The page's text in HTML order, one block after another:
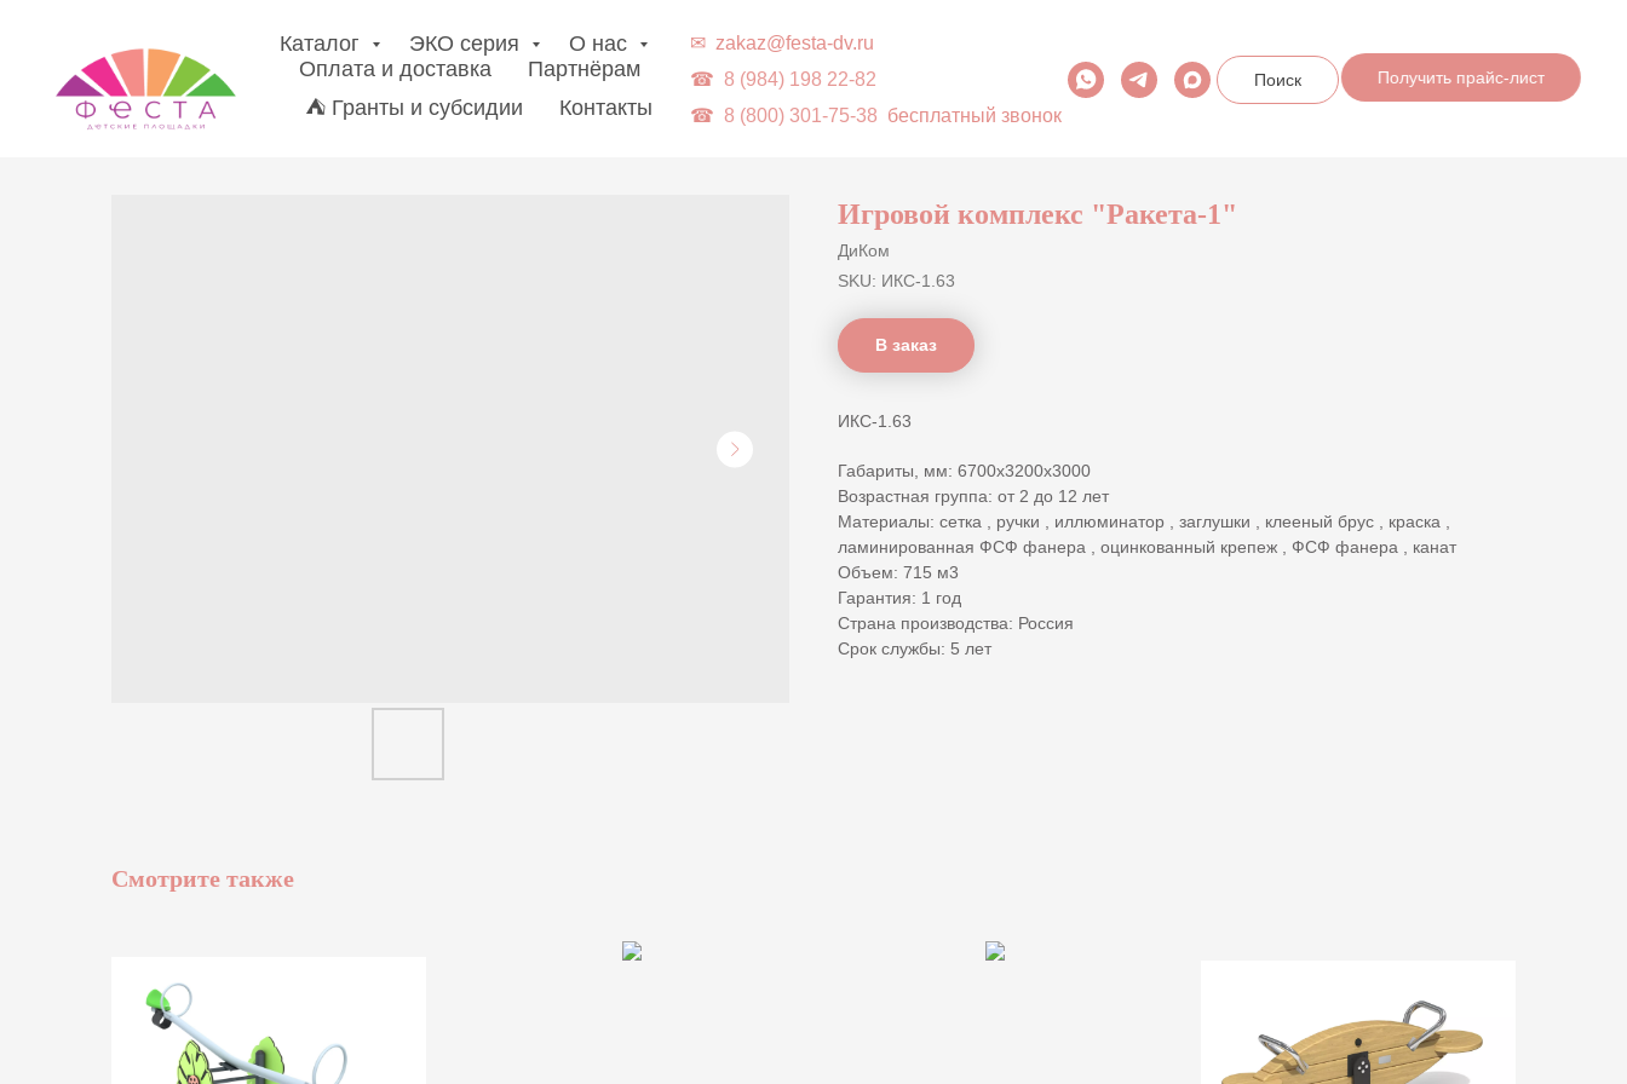
Каталог ЭКО серия
О нас
Оплата и доставка
Партнёрам
⛺ Гранты и субсидии
Контакты
✉ zakaz@festa-dv.ru
☎ 8 (984) 198 22-82
☎ 8 (800) 301-75-38 бесплатный звонок
Поиск Получить прайс-лист
Игровой комплекс "Ракета-1"
ДиКом
SKU: ИКС-1.63
В заказ
ИКС-1.63
Габариты, мм: 6700х3200х3000
Возрастная группа: от 2 до 12 лет
Материалы: сетка , ручки , иллюминатор , заглушки , клееный брус , краска ,
ламинированная ФСФ фанера , оцинкованный крепеж , ФСФ фанера , канат
Объем: 715 м3
Гарантия: 1 год
Страна производства: Россия
Срок службы: 5 лет
Смотрите также